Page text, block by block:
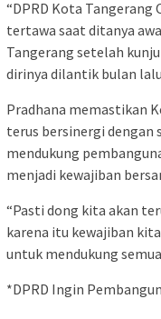
“DPRD Kota Tangerang
tertawa saat ditanya
Tangerang setelah
dirinya dilantik bulan
Pradhana memastikan
terus bersinergi dengan
mendukung
menjadi kewajiban
“Pasti dong kita akan
karena itu kewajiban
untuk mendukung
*DPRD Ingin